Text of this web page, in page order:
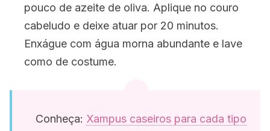
pouco de azeite de oliva. Aplique no couro
cabeludo e deixe atuar por 20 minutos.
Enxágue com água morna abundante e lave
como de costume.
Conheça: Xampus caseiros para cada tipo